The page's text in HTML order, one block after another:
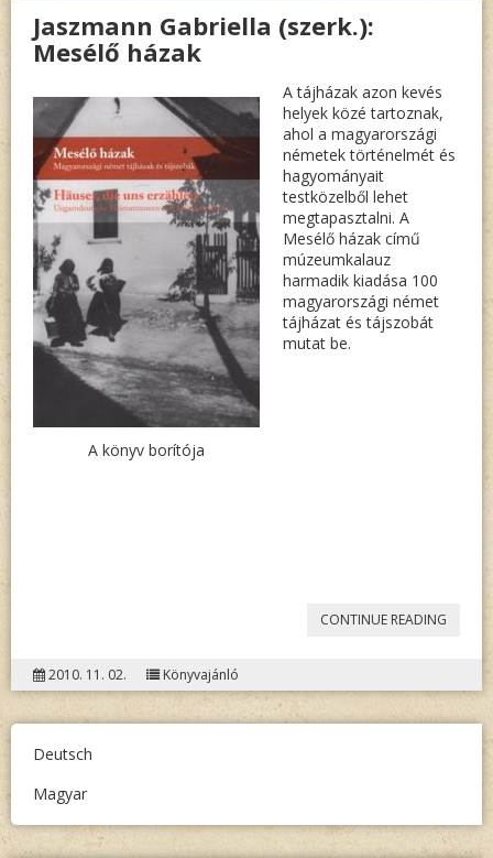
Jaszmann Gabriella (szerk.):
Mesélő házak
A könyv borítója
A tájházak azon kevés
helyek közé tartoznak,
ahol a magyarországi
németek történelmét és
hagyományait
testközelből lehet
megtapasztalni. A
Mesélő házak című
múzeumkalauz
harmadik kiadása 100
magyarországi német
tájházat és tájszobát
mutat be.
CONTINUE READING
MESÉLŐ
HÁZAK”
2010. 11. 02. Könyvajánló
Deutsch
Magyar